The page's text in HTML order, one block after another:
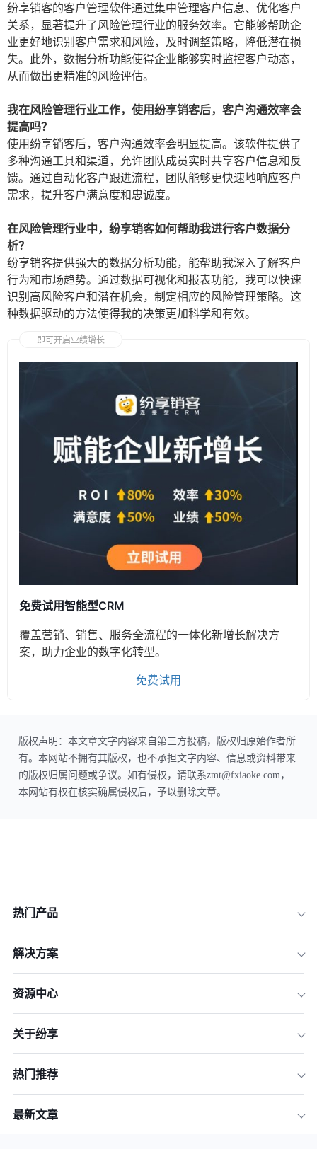
纷享销客的客户管理软件通过集中管理客户信息、优化客户
关系，显著提升了风险管理行业的服务效率。它能够帮助企
业更好地识别客户需求和风险，及时调整策略，降低潜在损
失。此外，数据分析功能使得企业能够实时监控客户动态，
从而做出更精准的风险评估。
我在风险管理行业工作，使用纷享销客后，客户沟通效率会
提高吗？
使用纷享销客后，客户沟通效率会明显提高。该软件提供了
多种沟通工具和渠道，允许团队成员实时共享客户信息和反
馈。通过自动化客户跟进流程，团队能够更快速地响应客户
需求，提升客户满意度和忠诚度。
在风险管理行业中，纷享销客如何帮助我进行客户数据分
析？
纷享销客提供强大的数据分析功能，能帮助我深入了解客户
行为和市场趋势。通过数据可视化和报表功能，我可以快速
识别高风险客户和潜在机会，制定相应的风险管理策略。这
种数据驱动的方法使得我的决策更加科学和有效。
即可开启业绩增长
免费试用智能型CRM
覆盖营销、销售、服务全流程的一体化新增长解决方
案，助力企业的数字化转型。
免费试用
版权声明：本文章文字内容来自第三方投稿，版权归原始作者所
有。本网站不拥有其版权，也不承担文字内容、信息或资料带来
的版权归属问题或争议。如有侵权，请联系zmt@fxiaoke.com，
本网站有权在核实确属侵权后，予以删除文章。
热门产品
解决方案
资源中心
关于纷享
热门推荐
最新文章